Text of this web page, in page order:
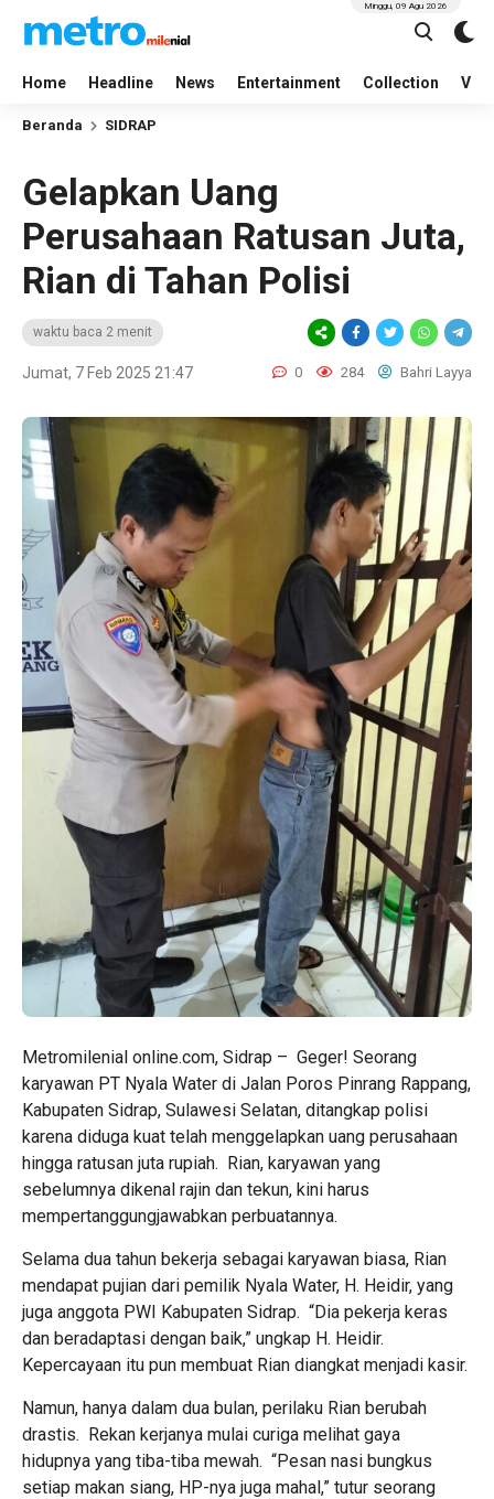
Home Headline News Entertainment Collection
Minggu, 09 Agu 2026
Beranda SIDRAP
Gelapkan Uang
Perusahaan Ratusan Juta,
Rian di Tahan Polisi
waktu baca 2 menit
Jumat, 7 Feb 2025 21:47 0 284 Bahri Layya
Metromilenial online.com, Sidrap – Geger! Seorang
karyawan PT Nyala Water di Jalan Poros Pinrang Rappang,
Kabupaten Sidrap, Sulawesi Selatan, ditangkap polisi
karena diduga kuat telah menggelapkan uang perusahaan
hingga ratusan juta rupiah. Rian, karyawan yang
sebelumnya dikenal rajin dan tekun, kini harus
mempertanggungjawabkan perbuatannya.
Selama dua tahun bekerja sebagai karyawan biasa, Rian
mendapat pujian dari pemilik Nyala Water, H. Heidir, yang
juga anggota PWI Kabupaten Sidrap. “Dia pekerja keras
dan beradaptasi dengan baik,” ungkap H. Heidir.
Kepercayaan itu pun membuat Rian diangkat menjadi kasir.
Namun, hanya dalam dua bulan, perilaku Rian berubah
drastis. Rekan kerjanya mulai curiga melihat gaya
hidupnya yang tiba-tiba mewah. “Pesan nasi bungkus
setiap makan siang, HP-nya juga mahal,” tutur seorang